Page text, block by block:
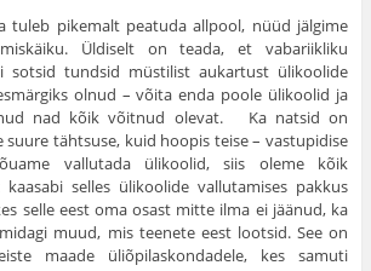
tuleb pikemalt peatuda allpool, nüüd jälgime
Üldiselt on teada, et vabariikliku
sotsid tundsid müstilist aukartust ülikoolide
olnud – võita enda poole ülikoolid ja
nad kõik võitnud olevat. Ka natsid on
tähtsuse, kuid hoopis teise – vastupidise
vallutada ülikoolid, siis oleme kõik
selles ülikoolide vallutamises pakkus
selle eest oma osast mitte ilma ei jäänud, ka
muud, mis teenete eest lootsid. See on
maade üliõpilaskondadele, kes samuti